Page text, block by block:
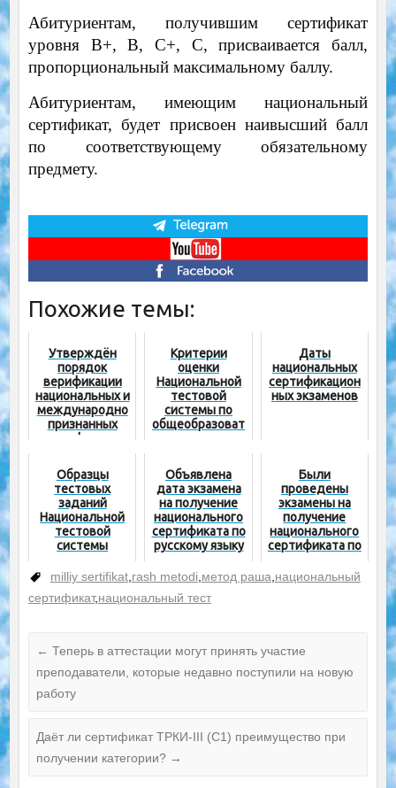
Абитуриентам, получившим сертификат
уровня B+, B, C+, C, присваивается балл,
пропорциональный максимальному баллу.
Абитуриентам, имеющим национальный
сертификат, будет присвоен наивысший балл
по соответствующему обязательному
предмету.
Похожие темы:
Утверждён
порядок
верификации
национальных и
международно
признанных
сертификатов
Критерии
оценки
Национальной
тестовой
системы по
общеобразоват
Даты
национальных
сертификацион
ных экзаменов
Образцы
тестовых
заданий
Национальной
тестовой
системы
Объявлена
дата экзамена
на получение
национального
сертификата по
русскому языку
Были
проведены
экзамены на
получение
национального
сертификата по
и литературе
milliy sertifikat,rash metodi,метод раша,национальный
сертификат,национальный тест
← Теперь в аттестации могут принять участие
преподаватели, которые недавно поступили на новую
работу
Даёт ли сертификат ТРКИ-III (С1) преимущество при
получении категории? →